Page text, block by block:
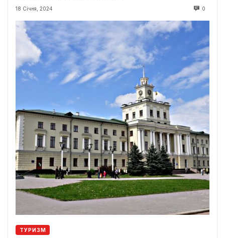
18 Січня, 2024 0
ТУРИЗМ